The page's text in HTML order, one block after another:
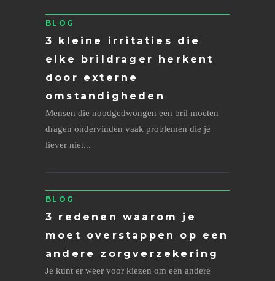
BLOG
3 kleine irritaties die
elke brildrager herkent
door externe
omstandigheden
Mensen die noodgedwongen een bril moeten
dragen ondervinden vaak problemen die je
liever niet...
BLOG
3 redenen waarom je
moet overstappen op een
andere zorgverzekering
Je kunt er weer voor kiezen om een andere